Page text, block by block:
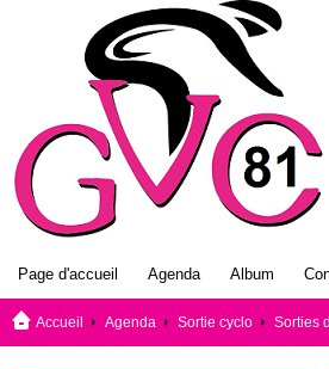
Page d'accueil Agenda Album
Accueil Agenda Sortie cyclo Sorties